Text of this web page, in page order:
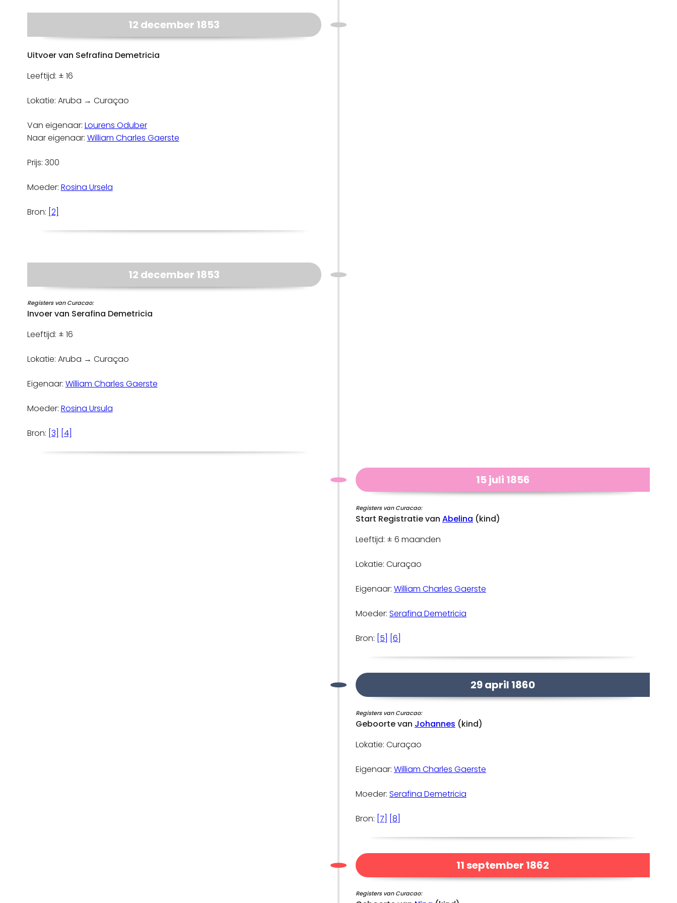
12 december 1853
Uitvoer van Sefrafina Demetricia
Leeftijd: ± 16
Lokatie: Aruba → Curaçao
Van eigenaar: Lourens Oduber
Naar eigenaar: William Charles Gaerste
Prijs: 300
Moeder: Rosina Ursela
Bron: [2]
12 december 1853
Registers van Curacao:
Invoer van Serafina Demetricia
Leeftijd: ± 16
Lokatie: Aruba → Curaçao
Eigenaar: William Charles Gaerste
Moeder: Rosina Ursula
Bron: [3] [4]
15 juli 1856
Registers van Curacao:
Start Registratie van Abelina (kind)
Leeftijd: ± 6 maanden
Lokatie: Curaçao
Eigenaar: William Charles Gaerste
Moeder: Serafina Demetricia
Bron: [5] [6]
29 april 1860
Registers van Curacao:
Geboorte van Johannes (kind)
Lokatie: Curaçao
Eigenaar: William Charles Gaerste
Moeder: Serafina Demetricia
Bron: [7] [8]
11 september 1862
Registers van Curacao: